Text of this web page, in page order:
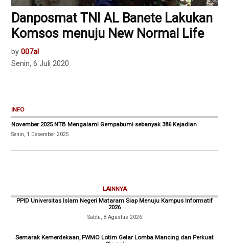
Danposmat TNI AL Banete Lakukan
Komsos menuju New Normal Life
by 007al
Senin, 6 Juli 2020
INFO
November 2025 NTB Mengalami Gempabumi sebanyak 386 Kejadian
Senin, 1 Desember 2025
LAINNYA
PPID Universitas Islam Negeri Mataram Siap Menuju Kampus Informatif
2026
Sabtu, 8 Agustus 2026
Semarak Kemerdekaan, FWMO Lotim Gelar Lomba Mancing dan Perkuat